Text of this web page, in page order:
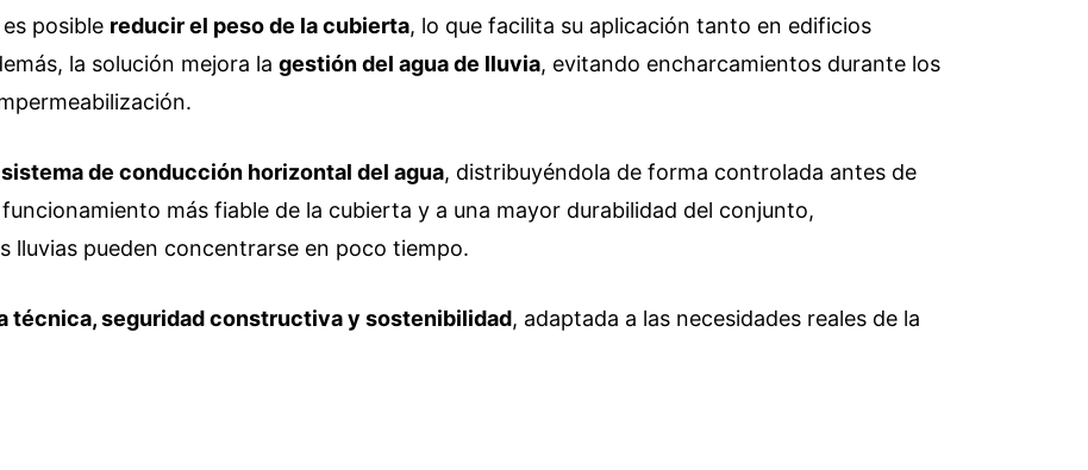
posible reducir el peso de la cubierta, lo que facilita su aplicación tanto en edificios
la solución mejora la gestión del agua de lluvia, evitando encharcamientos durante los
sistema de conducción horizontal del agua, distribuyéndola de forma controlada antes de
más fiable de la cubierta y a una mayor durabilidad del conjunto,
lluvias pueden concentrarse en poco tiempo.
técnica, seguridad constructiva y sostenibilidad, adaptada a las necesidades reales de la